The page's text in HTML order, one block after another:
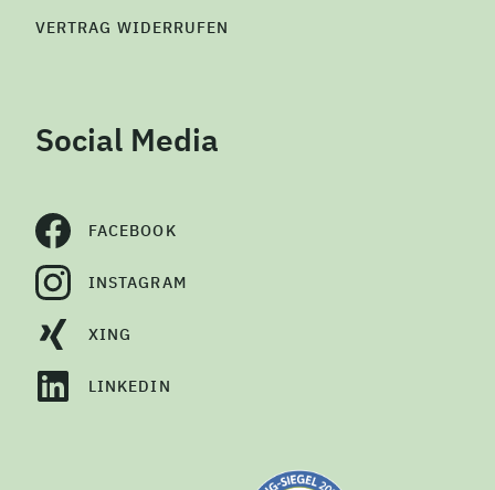
VERTRAG WIDERRUFEN
Social Media
FACEBOOK
INSTAGRAM
XING
LINKEDIN